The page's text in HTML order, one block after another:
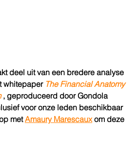
deel uit van een bredere analyse
whitepaper The Financial Anatomy
, geproduceerd door Gondola
voor onze leden beschikbaar
met Amaury Marescaux om deze